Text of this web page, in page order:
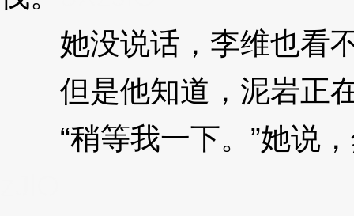
她没说话，李维也看
但是他知道，泥岩正
“稍等我一下。”她说，